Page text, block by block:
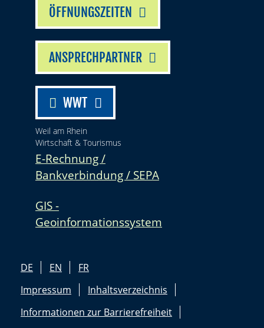
ÖFFNUNGSZEITEN
ANSPRECHPARTNER
WWT
Weil am Rhein
Wirtschaft & Tourismus
E-Rechnung /
Bankverbindung / SEPA
GIS -
Geoinformationssystem
DE EN
FR
Impressum
Inhaltsverzeichnis
Informationen zur Barrierefreiheit